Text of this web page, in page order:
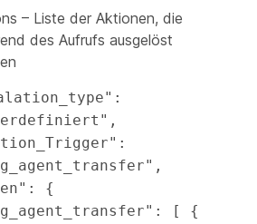
– Liste der Aktionen, die
des Aufrufs ausgelöst
{
[ {